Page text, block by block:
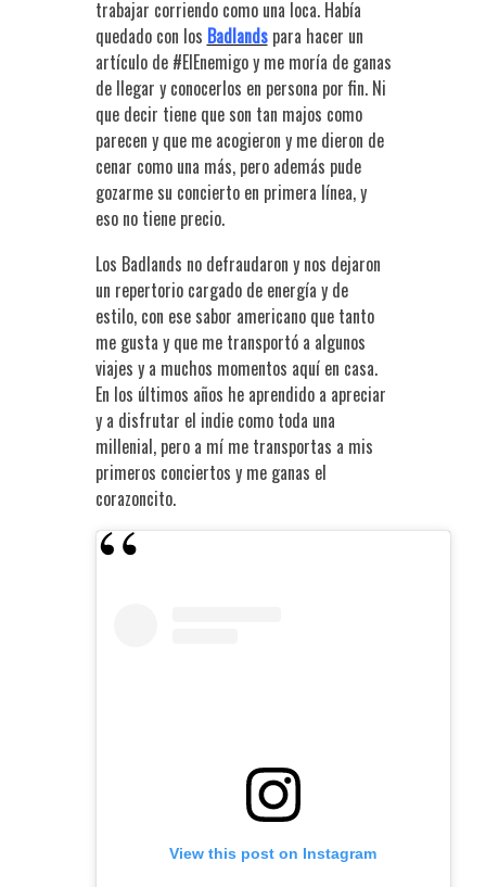
trabajar corriendo como una loca. Había
quedado con los Badlandspara hacer un
artículo de #ElEnemigo y me moría de ganas
de llegar y conocerlos en persona por fin. Ni
que decir tiene que son tan majos como
parecen y que me acogieron y me dieron de
cenar como una más, pero además pude
gozarme su concierto en primera línea, y
eso no tiene precio.
Los Badlands no defraudaron y nos dejaron
un repertorio cargado de energía y de
estilo, con ese sabor americano que tanto
me gusta y que me transportó a algunos
viajes y a muchos momentos aquí en casa.
En los últimos años he aprendido a apreciar
y a disfrutar el indie como toda una
millenial, pero a mí me transportas a mis
primeros conciertos y me ganas el
corazoncito.
View this post on Instagram